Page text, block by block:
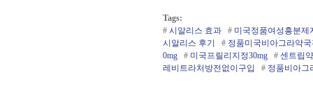
o
d
8
5.
c
Tags:
#시알리스 효과#미국정품여성흥분제
시알리스 후기
#정품미국비­아그라약국
0mg#미국프­릴리지정30mg#센트립
레­비트라처방전없이구입
#정품비­아그